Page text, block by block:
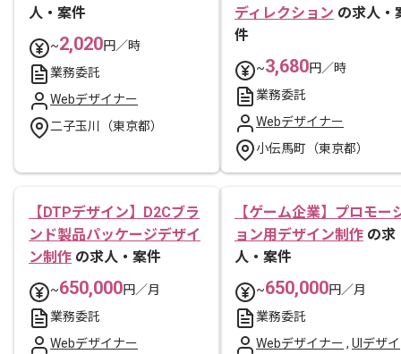
人・案件
~2,020円／時
業務委託
Webデザイナー
二子玉川（東京都）
ディレクション の求人・
件
~3,680円／時
業務委託
Webデザイナー
小伝馬町（東京都）
【DTPデザイン】D2Cブラ
ンド製品パッケージデザイ
ン制作 の求人・案件
~650,000円／月
業務委託
Webデザイナー
【ゲーム企業】プロモー
ョン用デザイン制作 の求
人・案件
~650,000円／月
業務委託
Webデザイナー , UIデザイ